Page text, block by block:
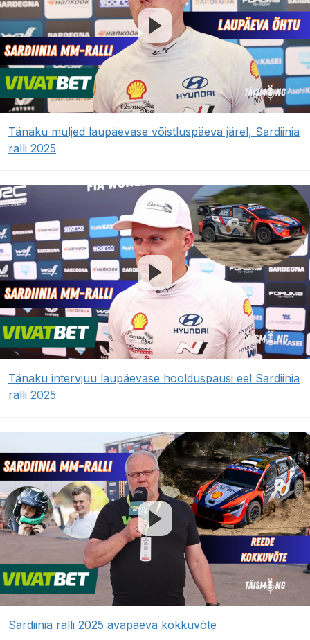
Tänaku muljed laupäevase võistluspäeva järel, Sardiinia
ralli 2025
Tänaku intervjuu laupäevase hoolduspausi eel Sardiinia
ralli 2025
Sardiinia ralli 2025 avapäeva kokkuvõte